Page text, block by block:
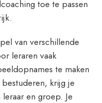
toe te passen
van verschillende
leraren vaak
te maken
krijg je
en groep. Je